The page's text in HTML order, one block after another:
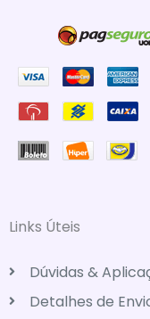
Links Úteis
Dúvidas &
Detalhes de